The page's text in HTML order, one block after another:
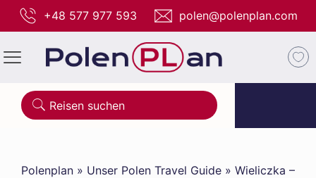
+48 577 977 593 polen@polenplan.com
Polenplan » Unser Polen Travel Guide » Wieliczka –